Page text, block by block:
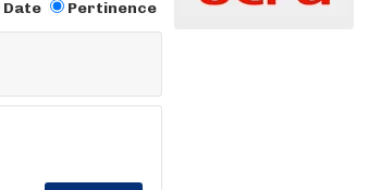
Date Pertinence